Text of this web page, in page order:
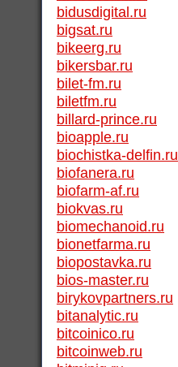
bidusdigital.ru
bigsat.ru
bikeerg.ru
bikersbar.ru
bilet-fm.ru
biletfm.ru
billard-prince.ru
bioapple.ru
biochistka-delfin.ru
biofanera.ru
biofarm-af.ru
biokvas.ru
biomechanoid.ru
bionetfarma.ru
biopostavka.ru
bios-master.ru
birykovpartners.ru
bitanalytic.ru
bitcoinico.ru
bitcoinweb.ru